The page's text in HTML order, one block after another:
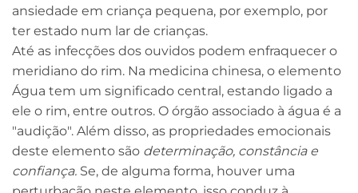
ansiedade em criança pequena, por exemplo, por
ter estado num lar de crianças.
Até as infecções dos ouvidos podem enfraquecer o
meridiano do rim. Na medicina chinesa, o elemento
Água tem um significado central, estando ligado a
ele o rim, entre outros. O órgão associado à água é a
"audição". Além disso, as propriedades emocionais
deste elemento são determinação, constância e
confiança. Se, de alguma forma, houver uma